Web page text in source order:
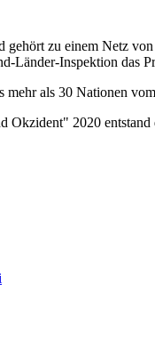
zu einem Netz
Länder-Inspektion das
als 30 Nationen
Okzident" 2020